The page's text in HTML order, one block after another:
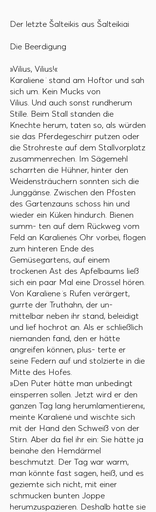
Der letzte Šalteikis aus Šalteikiai
Die Beerdigung
»Vilius, Vilius!«
Karaliene ̇ stand am Hoftor und sah
sich um. Kein Mucks von
Vilius. Und auch sonst rundherum
Stille. Beim Stall standen die
Knechte herum, taten so, als würden
sie das Pferdegeschirr putzen oder
die Strohreste auf dem Stallvorplatz
zusammenrechen. Im Sägemehl
scharrten die Hühner, hinter den
Weidensträuchern sonnten sich die
Junggänse. Zwischen den Pfosten
des Gartenzauns schoss hin und
wieder ein Küken hindurch. Bienen
summ- ten auf dem Rückweg vom
Feld an Karalienės Ohr vorbei, flogen
zum hinteren Ende des
Gemüsegartens, auf einem
trockenen Ast des Apfelbaums ließ
sich ein paar Mal eine Drossel hören.
Von Karaliene ̇s Rufen verärgert,
gurrte der Truthahn, der un-
mittelbar neben ihr stand, beleidigt
und lief hochrot an. Als er schließlich
niemanden fand, den er hätte
angreifen können, plus- terte er
seine Federn auf und stolzierte in die
Mitte des Hofes.
»Den Puter hätte man unbedingt
einsperren sollen. Jetzt wird er den
ganzen Tag lang herumlamentieren«,
meinte Karalienė und wischte sich
mit der Hand den Schweiß von der
Stirn. Aber da fiel ihr ein: Sie hätte ja
beinahe den Hemdärmel
beschmutzt. Der Tag war warm,
man könnte fast sagen, heiß, und es
geziemte sich nicht, mit einer
schmucken bunten Joppe
herumzuspazieren. Deshalb hatte sie